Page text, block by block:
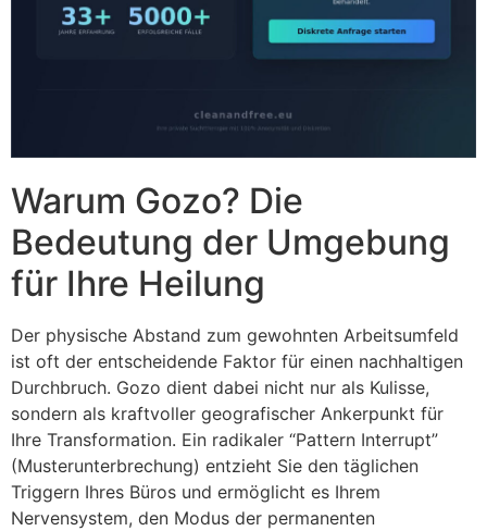
Warum Gozo? Die
Bedeutung der Umgebung
für Ihre Heilung
Der physische Abstand zum gewohnten Arbeitsumfeld
ist oft der entscheidende Faktor für einen nachhaltigen
Durchbruch. Gozo dient dabei nicht nur als Kulisse,
sondern als kraftvoller geografischer Ankerpunkt für
Ihre Transformation. Ein radikaler “Pattern Interrupt”
(Musterunterbrechung) entzieht Sie den täglichen
Triggern Ihres Büros und ermöglicht es Ihrem
Nervensystem, den Modus der permanenten